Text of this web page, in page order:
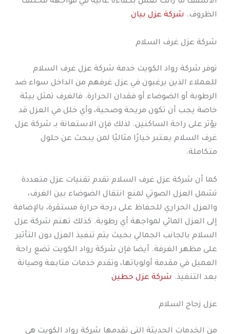
الظروف. شركة عزل بيان
شركة عزل غرف السلام
توفر شركة رواد الكويت خدمة شركة عزل غرف السلام
للعملاء الذين يرغبون في عزل غرفهم من الداخل سواء ضد
الرطوبة أو الضوضاء أو فقدان الحرارة. فالغرف تمثل بيئة
خاصة يجب أن تكون مريحة وصحية، وأي خلل في العزل قد
يؤثر على راحة الساكنين. لذلك فإن الاستعانة بـ شركة عزل
غرف السلام يعتبر خيارًا مثاليًا لمن يبحث عن حلول
متكاملة.
كما أن شركة عزل غرف السلام تقدم تقنيات عزل متعددة
تشمل العزل الصوتي لمنع انتقال الضوضاء بين الغرف،
والعزل الحراري للحفاظ على درجة حرارة مستقرة، بالإضافة
إلى العزل المائي لمواجهة أي رطوبة. كذلك تهتم شركة عزل
السلام بالجانب الجمالي بحيث يتم تنفيذ العزل دون التأثير
على مظهر الغرفة. أيضا فإن شركة رواد الكويت تضع راحة
العميل في مقدمة أولوياتها، وتقدم خدمات متابعة وصيانة
بعد التنفيذ. شركة عزل حطين
عزل زجاج السلام
من الخدمات الحديثة التي تقدمها شركة رواد الكويت هي